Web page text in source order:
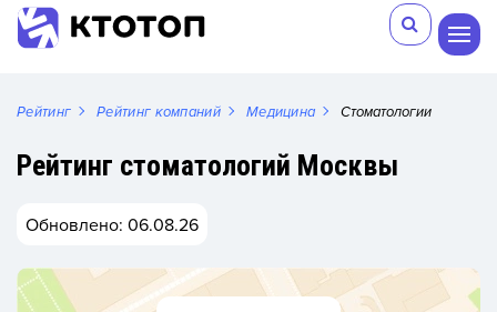
Рейтинг Рейтинг компаний Медицина Стоматологии
Рейтинг стоматологий Москвы
Обновлено: 06.08.26